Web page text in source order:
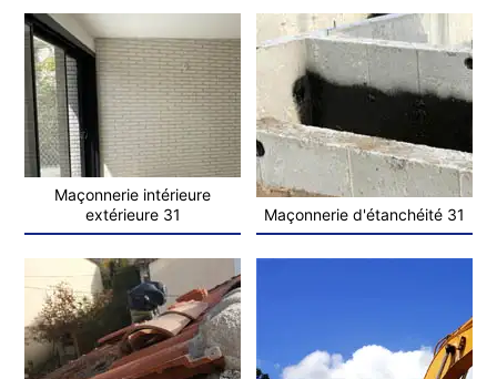
Maçonnerie intérieure
extérieure 31
Maçonnerie d'étanchéité 31